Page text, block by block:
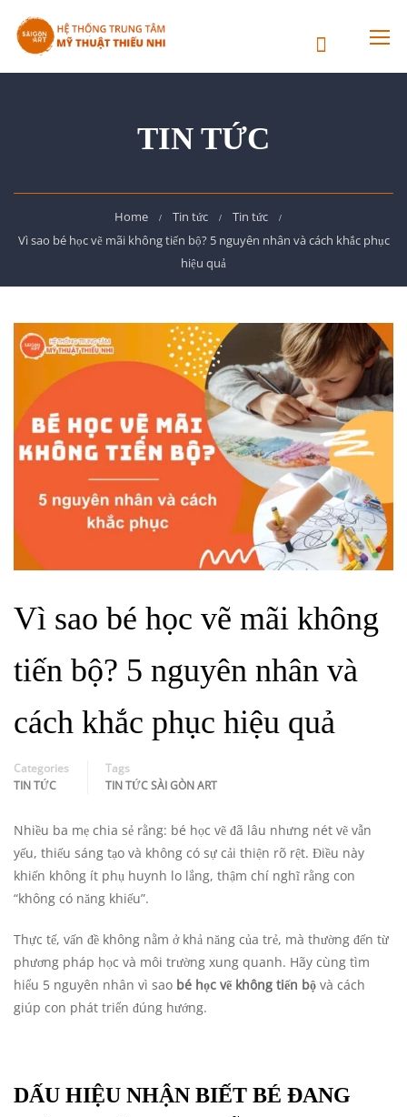
TIN TỨC
Home Tin tức
Tin tức
Vì sao bé học vẽ mãi không tiến bộ? 5 nguyên nhân và cách khắc phục
hiệu quả
Vì sao bé học vẽ mãi không
tiến bộ? 5 nguyên nhân và
cách khắc phục hiệu quả
Categories
TIN TỨC
Tags
TIN TỨC SÀI GÒN ART
Nhiều ba mẹ chia sẻ rằng: bé học vẽ đã lâu nhưng nét vẽ vẫn
yếu, thiếu sáng tạo và không có sự cải thiện rõ rệt. Điều này
khiến không ít phụ huynh lo lắng, thậm chí nghĩ rằng con
“không có năng khiếu”.
Thực tế, vấn đề không nằm ở khả năng của trẻ, mà thường đến từ
phương pháp học và môi trường xung quanh. Hãy cùng tìm
hiểu 5 nguyên nhân vì sao bé học vẽ không tiến bộ và cách
giúp con phát triển đúng hướng.
DẤU HIỆU NHẬN BIẾT BÉ ĐANG